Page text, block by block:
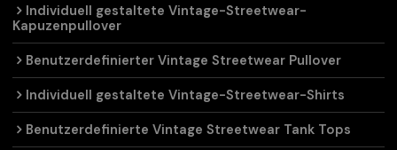
Individuell gestaltete Vintage-Streetwear-
Kapuzenpullover
Benutzerdefinierter Vintage Streetwear Pullover
Individuell gestaltete Vintage-Streetwear-Shirts
Benutzerdefinierte Vintage Streetwear Tank Tops